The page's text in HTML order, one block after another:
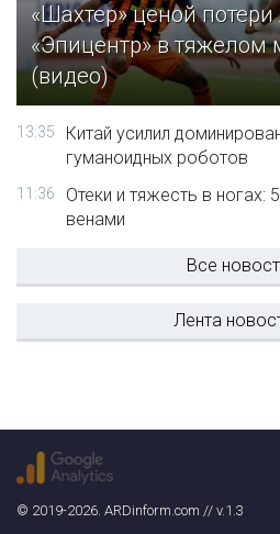
«Шахтер» ценой
«Эпицентр» в тяжелом
(видео)
13:35
Китай усилил
гуманоидных роботов
11:36
Отеки и тяжесть в ногах:
венами
Все
Лента
© 2019-2026. ARDinform.com // v.1.3